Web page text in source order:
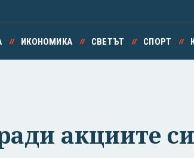
ИКОНОМИКА СВЕТЪТ СПОРТ
акциите